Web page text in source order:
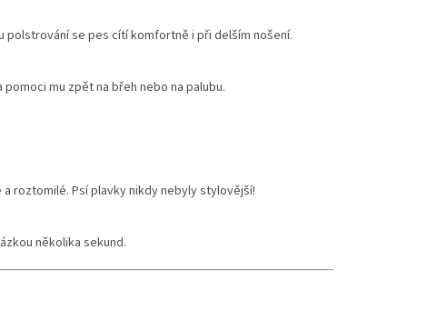
polstrování se pes cítí komfortně i při delším nošení.
mu zpět na břeh nebo na palubu.
roztomilé. Psí plavky nikdy nebyly stylovější!
několika sekund.